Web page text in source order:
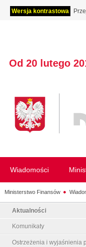
Wersja kontrastowa
Od 20 lutego
Wiadomości
Ministerstwo Finansów
Aktualności
Komunikaty
Ostrzeżenia i wyjaśnienia